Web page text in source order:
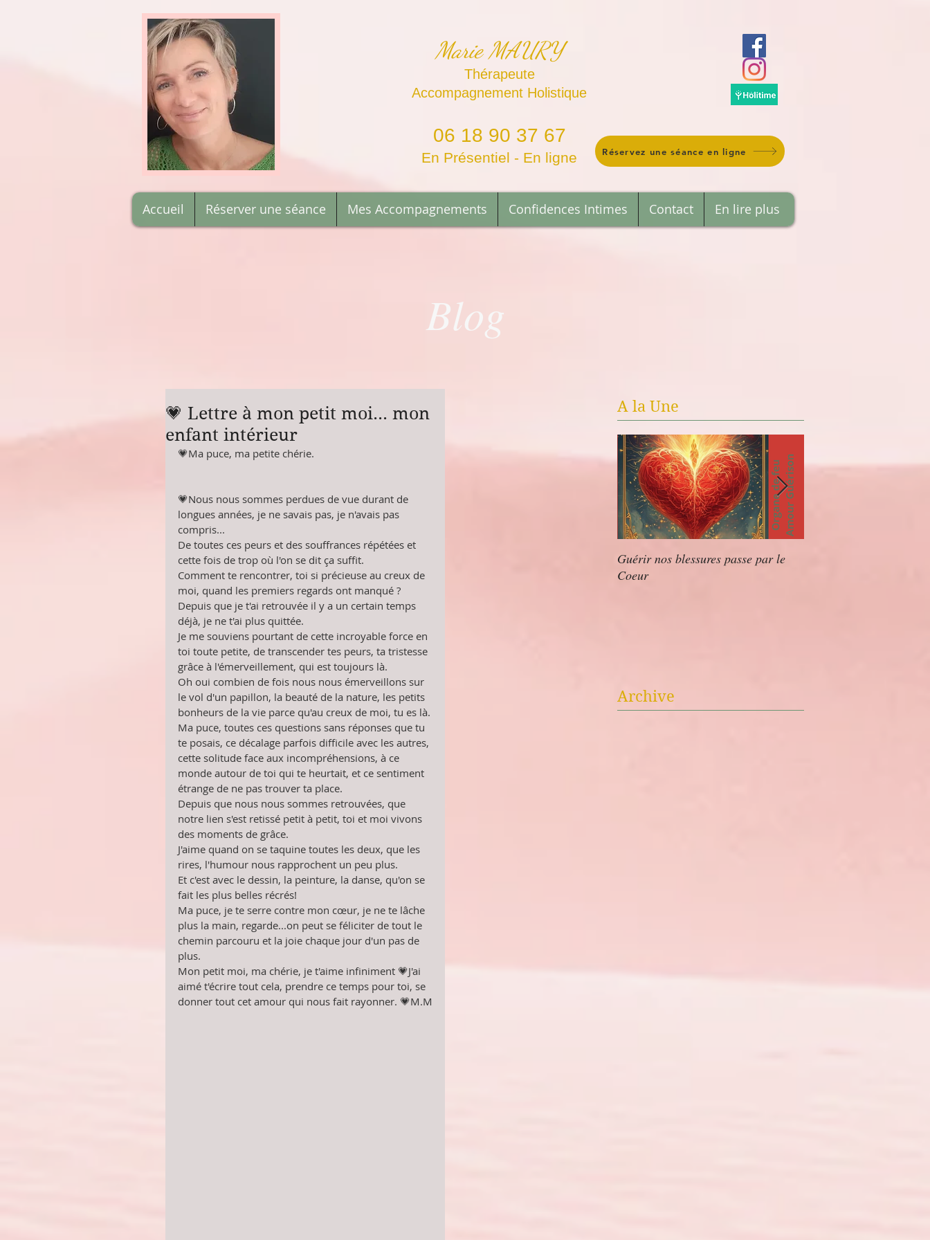
Marie MAURY
Thérapeute
Accompagnement Holistique
06 18 90 37 67
En Présentiel - En ligne Réservez une séance en ligne
Accueil Réserver une séance Mes Accompagnements Confidences Intimes Contact En lire plus
Blog
💗 Lettre à mon petit moi... mon
enfant intérieur
💗Ma puce, ma petite chérie.
💗Nous nous sommes perdues de vue durant de
longues années, je ne savais pas, je n'avais pas
compris...
De toutes ces peurs et des souffrances répétées et
cette fois de trop où l'on se dit ça suffit.
Comment te rencontrer, toi si précieuse au creux de
moi, quand les premiers regards ont manqué ?
Depuis que je t'ai retrouvée il y a un certain temps
déjà, je ne t'ai plus quittée.
Je me souviens pourtant de cette incroyable force en
toi toute petite, de transcender tes peurs, ta tristesse
grâce à l'émerveillement, qui est toujours là.
Oh oui combien de fois nous nous émerveillons sur
le vol d'un papillon, la beauté de la nature, les petits
bonheurs de la vie parce qu'au creux de moi, tu es là.
Ma puce, toutes ces questions sans réponses que tu
te posais, ce décalage parfois difficile avec les autres,
cette solitude face aux incompréhensions, à ce
monde autour de toi qui te heurtait, et ce sentiment
étrange de ne pas trouver ta place.
Depuis que nous nous sommes retrouvées, que
notre lien s'est retissé petit à petit, toi et moi vivons
des moments de grâce.
J'aime quand on se taquine toutes les deux, que les
rires, l'humour nous rapprochent un peu plus.
Et c'est avec le dessin, la peinture, la danse, qu'on se
fait les plus belles récrés!
Ma puce, je te serre contre mon cœur, je ne te lâche
plus la main, regarde...on peut se féliciter de tout le
chemin parcouru et la joie chaque jour d'un pas de
plus.
Mon petit moi, ma chérie, je t'aime infiniment 💗J'ai
aimé t'écrire tout cela, prendre ce temps pour toi, se
donner tout cet amour qui nous fait rayonner. 💗M.M
A la Une
Guérir nos blessures passe par le
Coeur
Archive